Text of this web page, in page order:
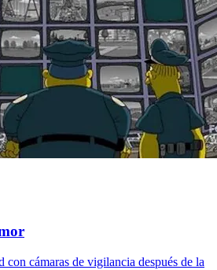
cámaras de vigilancia después de la